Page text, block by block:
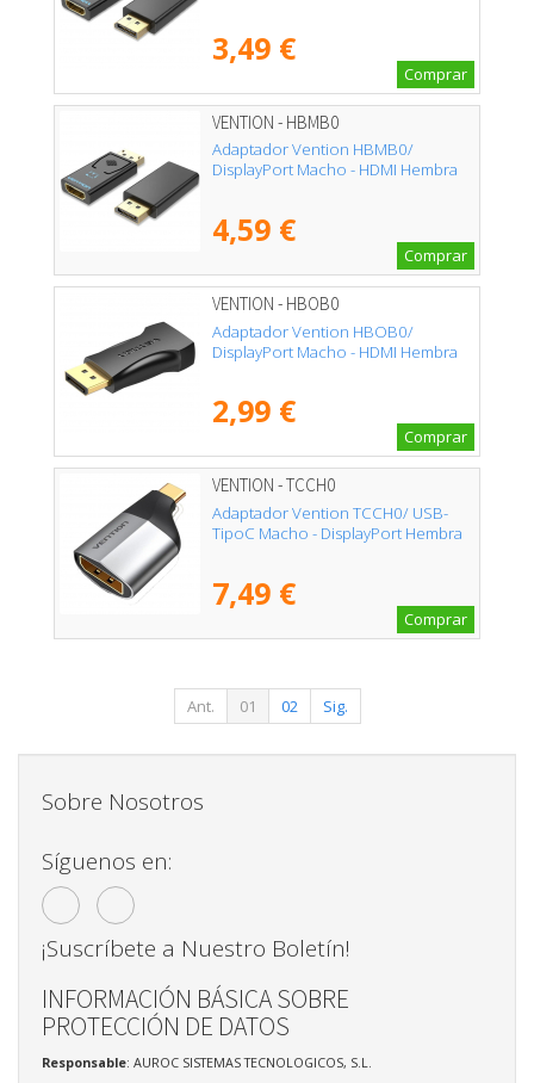
3,49 €
Comprar
VENTION - HBMB0
Adaptador Vention HBMB0/
DisplayPort Macho - HDMI Hembra
4,59 €
Comprar
VENTION - HBOB0
Adaptador Vention HBOB0/
DisplayPort Macho - HDMI Hembra
2,99 €
Comprar
VENTION - TCCH0
Adaptador Vention TCCH0/ USB-
TipoC Macho - DisplayPort Hembra
7,49 €
Comprar
Ant. 01 02 Sig.
Sobre Nosotros
Síguenos en:
¡Suscríbete a Nuestro Boletín!
INFORMACIÓN BÁSICA SOBRE
PROTECCIÓN DE DATOS
Responsable: AUROC SISTEMAS TECNOLOGICOS, S.L.